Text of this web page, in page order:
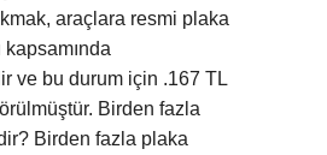
araçlara resmi plaka
kapsamında
ve bu durum için .167 TL
Birden fazla
Birden fazla plaka